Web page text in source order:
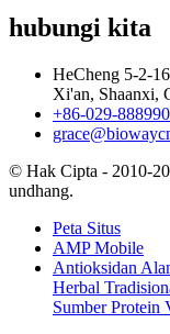
hubungi kita
HeCheng 5-2-
Xi'an, Shaanxi,
+86-029-
© Hak Cipta - 2010-
undhang.
Peta Situs
AMP Mobile
Antioksidan
Herbal
Sumber Protein